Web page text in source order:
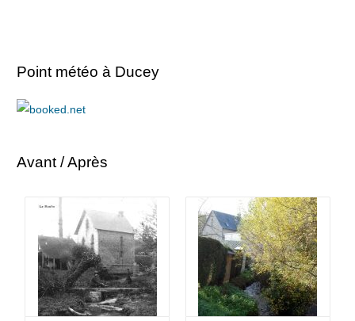
Point météo à Ducey
Avant / Après